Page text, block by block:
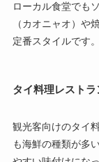
ローカル食堂でも
（カオニャオ）や
定番スタイルです。
タイ料理レストラ
観光客向けのタイ
も海鮮の種類が多